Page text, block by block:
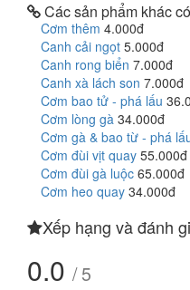
Các sản phẩm khác
Cơm thêm 4.000đ
Canh cải ngọt 5.000đ
Canh rong biển 7.000đ
Canh xà lách son 7.000đ
Cơm bao tử - phá lấu
Cơm lòng gà 34.000đ
Cơm gà & bao từ - phá
Cơm đùi vịt quay 55.000đ
Cơm đùi gà luộc 65.000đ
Cơm heo quay 34.000đ
Xếp hạng và đánh
0.0 / 5